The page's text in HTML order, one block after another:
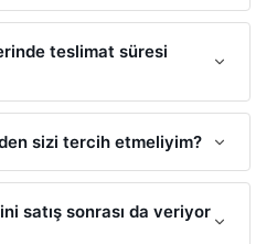
talebinizin kapsamı,
teknolojiler ve teslimat
Size en uygun
üzerinden iletişime
teslimat süresi
değişmekle birlikte,Dijital
olarak en kısa sürede
sizi tercih etmeliyim?
alanında sadece iş yapmıyor,
Yüksek kalite
maliyet politikamızla
satış sonrası da veriyor